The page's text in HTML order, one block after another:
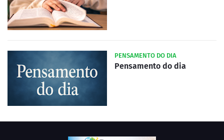
PENSAMENTO DO DIA
Pensamento do dia